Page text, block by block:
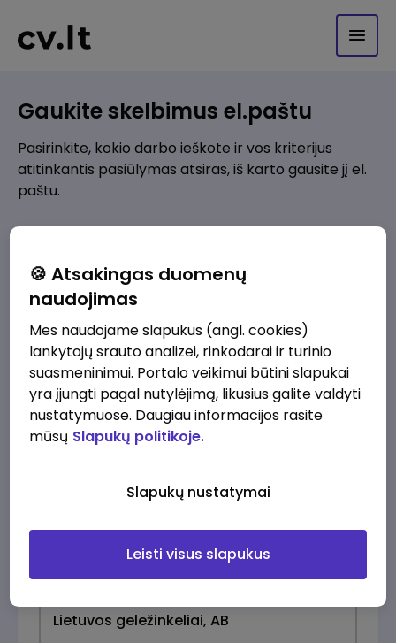
Gaukite skelbimus el.paštu
Pasirinkite, kokio darbo ieškote ir vos kriterijus
atitinkantis pasiūlymas atsiras, iš karto gausite jį el.
paštu.
Pridėti naują
Kokios srities darbo pasiūlymai jus domina?
Pridėti naują
🍪 Atsakingas duomenų
naudojimas
Mes naudojame slapukus (angl. cookies)
lankytojų srauto analizei, rinkodarai ir turinio
suasmeninimui. Portalo veikimui būtini slapukai
yra įjungti pagal nutylėjimą, likusius galite valdyti
nustatymuose. Daugiau informacijos rasite
mūsų Slapukų politikoje.
Slapukų nustatymai
Leisti visus slapukus